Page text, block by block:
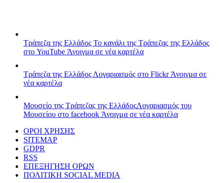
Τράπεζα της Ελλάδος Το κανάλι της Τράπεζας της Ελλάδος
στο YouTube Άνοιγμα σε νέα καρτέλα
Τράπεζα της Ελλάδος Λογαριασμός στο FlickrΆνοιγμα σε
νέα καρτέλα
Μουσείο της Τράπεζας της ΕλλάδοςΛογαριασμός του
Μουσείου στο facebook Άνοιγμα σε νέα καρτέλα
ΟΡΟΙ ΧΡΗΣΗΣ
SITEMAP
GDPR
RSS
ΕΠΕΞΗΓΗΣΗ ΟΡΩΝ
ΠΟΛΙΤΙΚΗ SOCIAL MEDIA